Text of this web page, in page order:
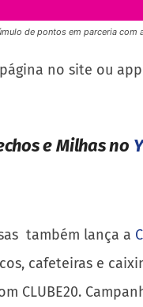
de pontos em parceria com
no site ou
e Milhas no
também lança a
cafeteiras e
CLUBE20.